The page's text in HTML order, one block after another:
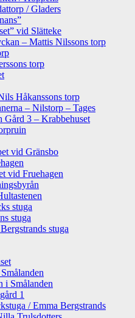
/ Gladers
vid Slätteke
– Mattis Nilssons torp
torp
Håkanssons torp
– Nilstorp – Tages
Gård 3 – Krabbehuset
vid Gränsbo
vid Fruehagen
stuga
stuga
stuga
i Smålanden
1
/ Emma Bergstrands